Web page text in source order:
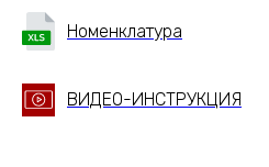
Номенклатура
ВИДЕО-ИНСТРУКЦИЯ